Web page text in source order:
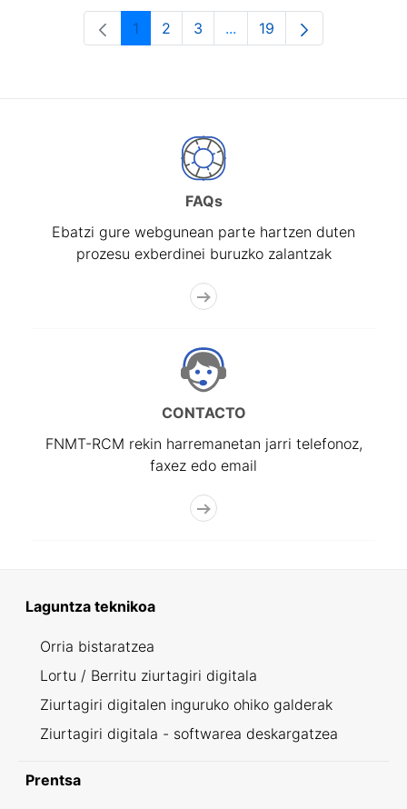
Orrialdea
1 Orrialdea
2 Orrialdea
3 ...Intermediate Pages Use
Orrialdea
19
FAQs
Ebatzi gure webgunean parte hartzen duten
prozesu exberdinei buruzko zalantzak
CONTACTO
FNMT-RCM rekin harremanetan jarri telefonoz,
faxez edo email
Laguntza teknikoa
Orria bistaratzea
Lortu / Berritu ziurtagiri digitala
Ziurtagiri digitalen inguruko ohiko galderak
Ziurtagiri digitala - softwarea deskargatzea
Prentsa